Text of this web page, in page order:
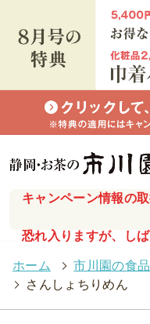
キャンペーン情報の
恐れ入りますが、し
ホーム > 市川園の食品
>
さんしょちりめん